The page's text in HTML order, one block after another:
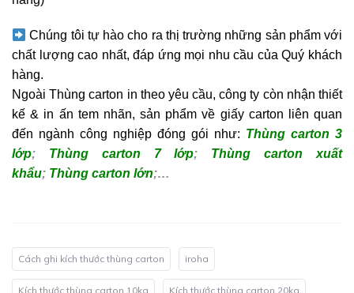
Chúng tôi tự hào cho ra thị trường những sản phẩm với
chất lượng cao nhất, đáp ứng mọi nhu cầu của Quý khách
hàng.
Ngoài Thùng carton in theo yêu cầu, công ty còn nhận thiết
kế & in ấn tem nhãn, sản phẩm về giấy carton liên quan
đến ngành công nghiệp đóng gói như: Thùng carton 3
lớp; Thùng carton 7 lớp; Thùng carton xuất
khẩu; Thùng carton lớn;…
Cách ghi kích thước thùng carton iroha
Kích thước thùng carton 10kg Kích thước thùng carton 20kg